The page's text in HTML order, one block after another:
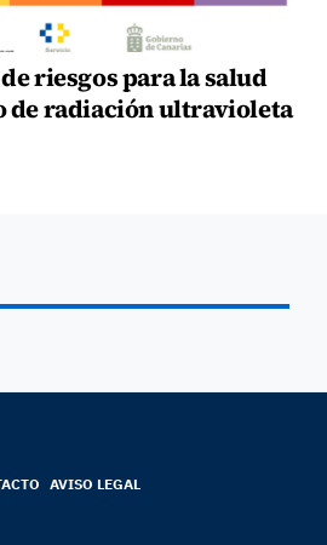
riesgos para la salud
de radiación ultravioleta
AVISO LEGAL